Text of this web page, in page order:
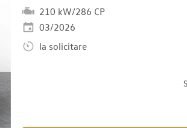
210 kW/286 CP
03/2026
la solicitare